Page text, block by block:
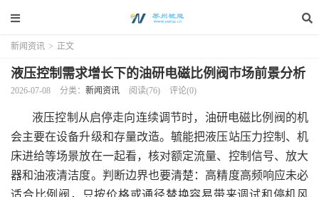
新闻资讯 > 正文
液压控制需求增长下的油研电磁比例阀市场前景分析
2026-07-08 分类： 新闻资讯 阅读(76) 评论(0)
液压控制从启停走向连续调节时，油研电磁比例阀的机
会主要在设备升级和存量改造。毓能把液压站压力控制、机
床进给等场景放在一起看，核对额定流量、控制信号、放大
器和油液清洁度。判断边界也要清楚：高精度高频响应未必
适合比例阀，只按价格或通径替换容易带来调试和停机风